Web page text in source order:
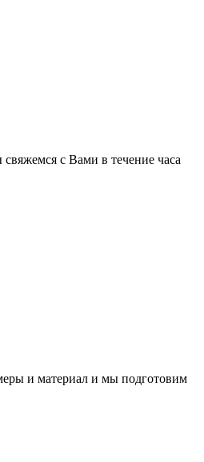
с Вами в течение часа
и материал и мы подготовим